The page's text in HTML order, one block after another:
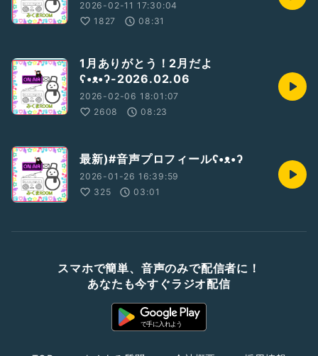
2026-02-11 17:30:04
1827
08:31
1月ありがとう！2月だよ
ʕ•ᴥ•ʔ-2026.02.06
2026-02-06 18:01:07
2608
08:23
最新)#音声プロフィールʕ•ᴥ•ʔ
2026-01-26 16:39:59
325
03:01
スマホで簡単、音声のみで配信者に！
あなたも今すぐラジオ配信